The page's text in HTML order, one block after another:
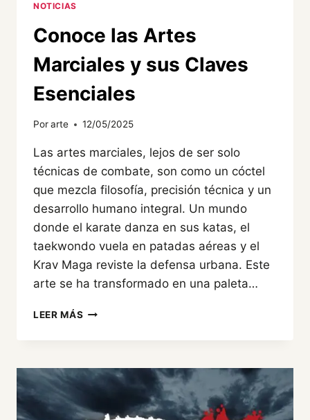
NOTICIAS
Conoce las Artes
Marciales y sus Claves
Esenciales
Porarte 12/05/2025
Las artes marciales, lejos de ser solo
técnicas de combate, son como un cóctel
que mezcla filosofía, precisión técnica y un
desarrollo humano integral. Un mundo
donde el karate danza en sus katas, el
taekwondo vuela en patadas aéreas y el
Krav Maga reviste la defensa urbana. Este
arte se ha transformado en una paleta…
LEER MÁS CONOCE
Y
SUS
ESENCIALES